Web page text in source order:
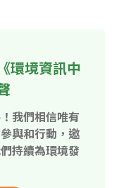
環境資訊中
我們相信唯有
與和行動，邀
持續為環境發